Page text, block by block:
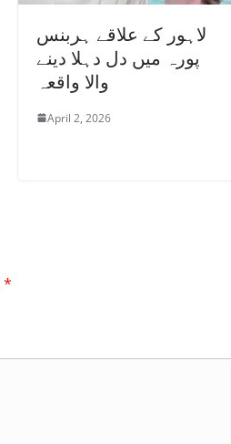
لاہور کے علاقے ہربنس
پورہ میں دل دہلا دینے
والا واقعہ
April 2, 2026
*